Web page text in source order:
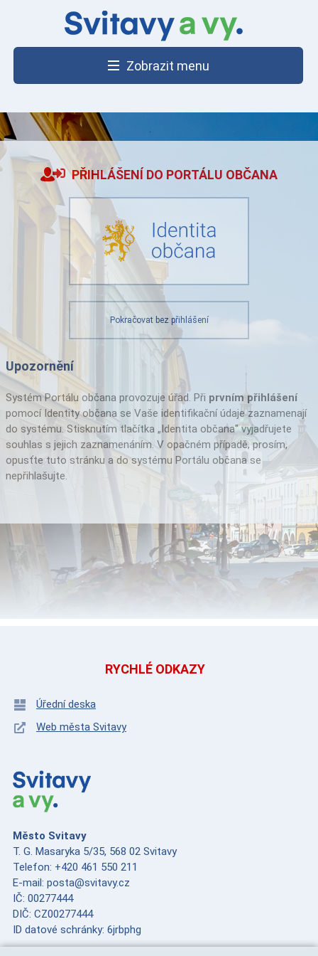
Zobrazit menu
PŘIHLÁŠENÍ DO PORTÁLU OBČANA
Pokračovat bez přihlášení
Upozornění
Systém Portálu občana provozuje úřad. Při prvním přihlášení
pomocí Identity občana se Vaše identifikační údaje zaznamenají
do systému. Stisknutím tlačítka „Identita občana" vyjadřujete
souhlas s jejich zaznamenáním. V opačném případě, prosím,
opusťte tuto stránku a do systému Portálu občana se
nepřihlašujte.
RYCHLÉ ODKAZY
Úřední deska
Web města Svitavy
Město Svitavy
T. G. Masaryka 5/35, 568 02 Svitavy
Telefon: +420 461 550 211
E-mail: posta@svitavy.cz
IČ: 00277444
DIČ: CZ00277444
ID datové schránky: 6jrbphg